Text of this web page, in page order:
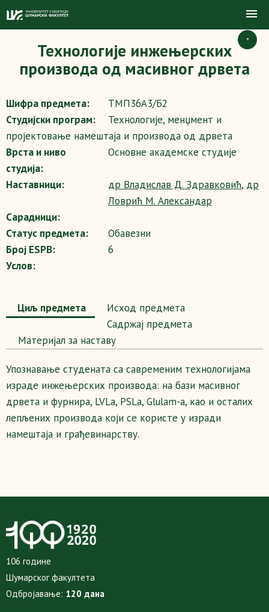
+
Технологије инжењерских
производа од масивног дрвета
Шифра предмета:
ТМП36А3/Б2
Студијски програм:
Технологије, менџмент и
пројектовање намештаја и производа од дрвета
Врста и ниво
студија:
Основне академске студије
Наставници: др Владислав Д. Здравковић, др
Ловрић М. Александар
Сарадници:
Статус предмета:
Обавезни
Број ESPB:
6
Услов:
Циљ предмета
Исход предмета
Садржај предмета
Maтеријал за наставу
Упознавање студената са савременим технологијама
израде инжењерских производа: на бази масивног
дрвета и фурнира, LVLa, PSLa, Glulam-а, као и осталих
лепљених производа који се користе у изради
намештаја и грађевинарству.
106 године
Шумарског факултета
Одбројавање: 120 дана